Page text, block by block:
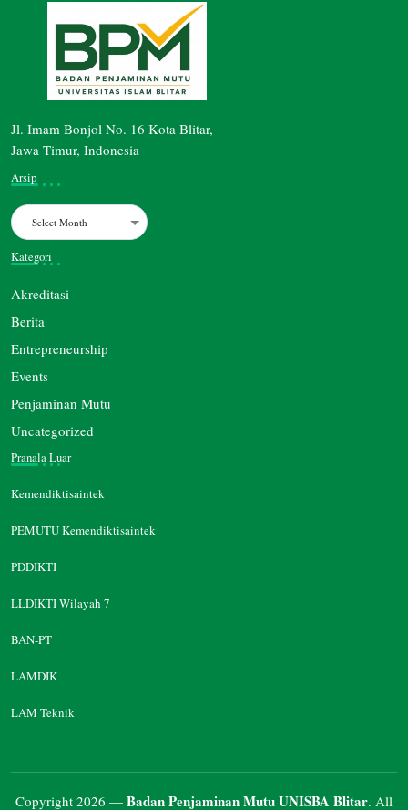
Jl. Imam Bonjol No. 16 Kota Blitar,
Jawa Timur, Indonesia
Arsip
Archives
Kategori
Akreditasi
Berita
Entrepreneurship
Events
Penjaminan Mutu
Uncategorized
Pranala Luar
Kemendiktisaintek
PEMUTU Kemendiktisaintek
PDDIKTI
LLDIKTI Wilayah 7
BAN-PT
LAMDIK
LAM Teknik
Copyright 2026 — Badan Penjaminan Mutu UNISBA Blitar. All